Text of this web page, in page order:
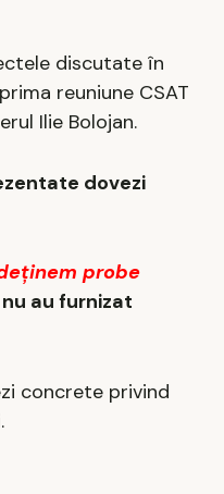
discutate în
reuniune CSAT
Ilie Bolojan.
dovezi
probe
au furnizat
concrete privind